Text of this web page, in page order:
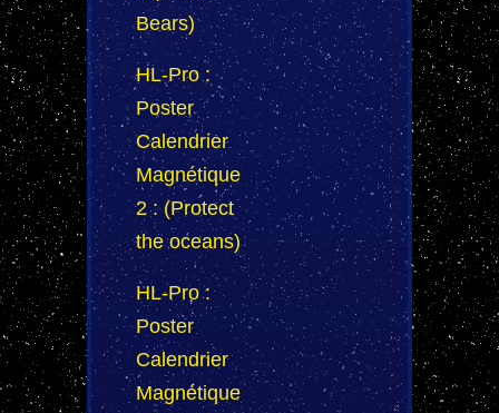
Bears)
HL-Pro :
Poster
Calendrier
Magnétique
2 : (Protect
the oceans)
HL-Pro :
Poster
Calendrier
Magnétique